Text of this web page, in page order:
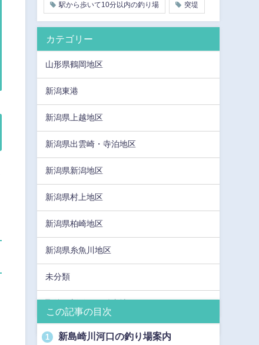
駅から歩いて10分以内の釣り場 突堤
カテゴリー
山形県鶴岡地区
新潟東港
新潟県上越地区
新潟県出雲崎・寺泊地区
新潟県新潟地区
新潟県村上地区
新潟県柏崎地区
新潟県糸魚川地区
未分類
この記事の目次
1 新島崎川河口の釣り場案内